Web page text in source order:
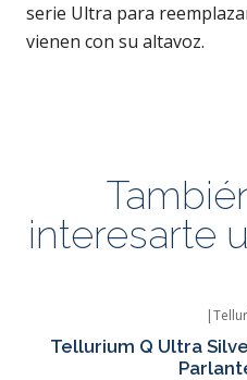
serie Ultra para
vienen con su altavoz.
interesarte
|
Tellurium Q Ultra